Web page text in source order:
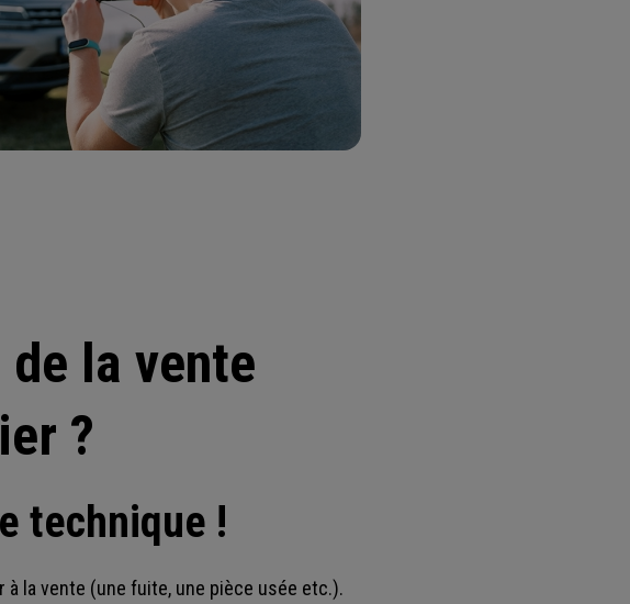
la vente
?
technique !
à la vente (une fuite, une pièce usée etc.).